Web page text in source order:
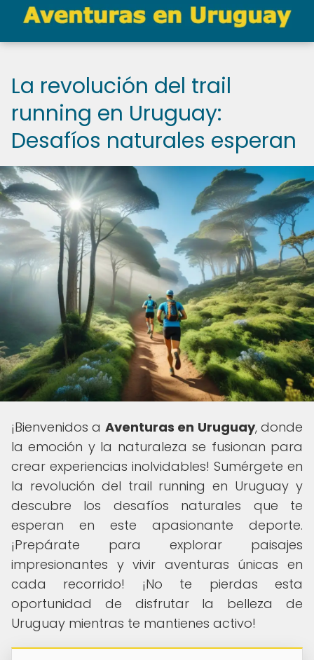
La revolución del trail
running en Uruguay:
Desafíos naturales esperan
¡Bienvenidos a Aventuras en Uruguay, donde
la emoción y la naturaleza se fusionan para
crear experiencias inolvidables! Sumérgete en
la revolución del trail running en Uruguay y
descubre los desafíos naturales que te
esperan en este apasionante deporte.
¡Prepárate para explorar paisajes
impresionantes y vivir aventuras únicas en
cada recorrido! ¡No te pierdas esta
oportunidad de disfrutar la belleza de
Uruguay mientras te mantienes activo!